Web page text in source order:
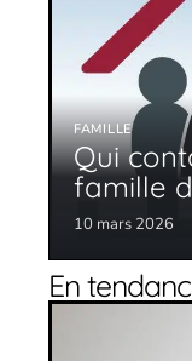
FAMILLE
Qui
famille
10 mars 2026
En